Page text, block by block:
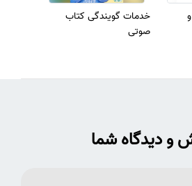
و
خدمات گویندگی کتاب
صوتی
و دیدگاه شما